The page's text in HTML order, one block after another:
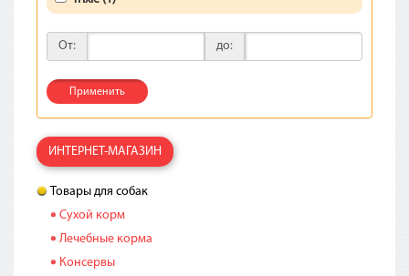
От: до:
Применить
ИНТЕРНЕТ-МАГАЗИН
Товары для собак
Сухой корм
Лечебные корма
Консервы